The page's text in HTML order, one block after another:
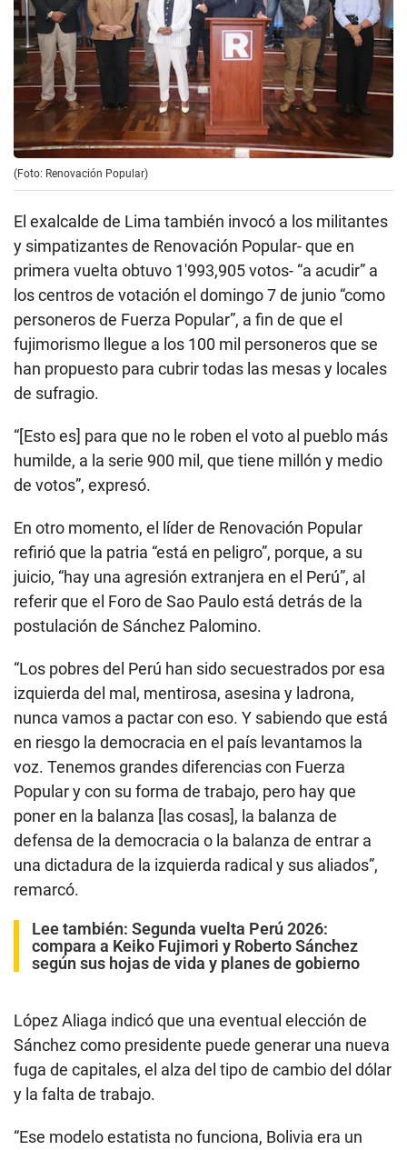
(Foto: Renovación Popular)
El exalcalde de Lima también invocó a los militantes
y simpatizantes de Renovación Popular- que en
primera vuelta obtuvo 1′993,905 votos- “a acudir” a
los centros de votación el domingo 7 de junio “como
personeros de Fuerza Popular”, a fin de que el
fujimorismo llegue a los 100 mil personeros que se
han propuesto para cubrir todas las mesas y locales
de sufragio.
“[Esto es] para que no le roben el voto al pueblo más
humilde, a la serie 900 mil, que tiene millón y medio
de votos”, expresó.
En otro momento, el líder de Renovación Popular
refirió que la patria “está en peligro”, porque, a su
juicio, “hay una agresión extranjera en el Perú”, al
referir que el Foro de Sao Paulo está detrás de la
postulación de Sánchez Palomino.
“Los pobres del Perú han sido secuestrados por esa
izquierda del mal, mentirosa, asesina y ladrona,
nunca vamos a pactar con eso. Y sabiendo que está
en riesgo la democracia en el país levantamos la
voz. Tenemos grandes diferencias con Fuerza
Popular y con su forma de trabajo, pero hay que
poner en la balanza [las cosas], la balanza de
defensa de la democracia o la balanza de entrar a
una dictadura de la izquierda radical y sus aliados”,
remarcó.
Lee también: Segunda vuelta Perú 2026:
compara a Keiko Fujimori y Roberto Sánchez
según sus hojas de vida y planes de gobierno
López Aliaga indicó que una eventual elección de
Sánchez como presidente puede generar una nueva
fuga de capitales, el alza del tipo de cambio del dólar
y la falta de trabajo.
“Ese modelo estatista no funciona, Bolivia era un